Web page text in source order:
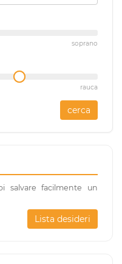
soprano
rauca
cerca
salvare facilmente un
Lista desideri